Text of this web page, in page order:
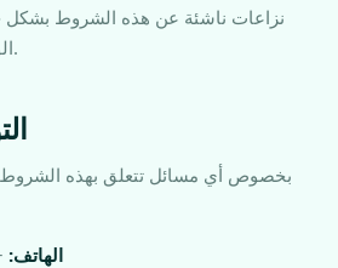
نزاعات ناشئة عن هذه الشروط
الولاية القضائية المختصة.
بخصوص أي مسائل تتعلق بهذه
الهاتف: